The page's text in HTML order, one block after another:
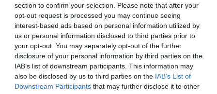
section to confirm your selection. Please note that after your
opt-out request is processed you may continue seeing
interest-based ads based on personal information utilized by
us or personal information disclosed to third parties prior to
your opt-out. You may separately opt-out of the further
disclosure of your personal information by third parties on the
IAB’s list of downstream participants. This information may
also be disclosed by us to third parties on the IAB’s List of
Downstream Participants that may further disclose it to other
El otro equipo de Kynisca en Europa es elLondon
City Lionesses , que este domingo se juega el ascenso
a laWomen’s Super League(WSL), la Primera División
femenina de Inglaterra. En este caso, Kang invirtió en
un equipo independiente que se había desligado
previamente del
Millwall FC
. Este ejemplo también
empuja a LaLiga a tomar decisiones como ésta, ya que
el dinero de Kang u otras inversoras podría tener ahora
mayor atractivo para invertir en un equipo que penda
de LaLiga antes que en uno independiente, como el